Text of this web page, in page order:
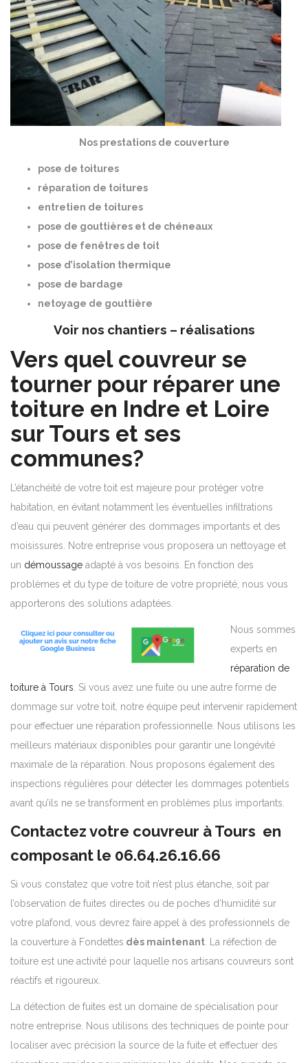
Nos prestations de couverture
pose de toitures
réparation de toitures
entretien de toitures
pose de gouttières et de chéneaux
pose de fenêtres de toit
pose d’isolation thermique
pose de bardage
netoyage de gouttière
Voir nos chantiers – réalisations
Vers quel couvreur se
tourner pour réparer une
toiture en Indre et Loire
sur Tours et ses
communes?
L’étanchéité de votre toit est majeure pour protéger votre
habitation, en évitant notamment les éventuelles infiltrations
d’eau qui peuvent générer des dommages importants et des
moisissures. Notre entreprise vous proposera un nettoyage et
un démoussage adapté à vos besoins. En fonction des
problèmes et du type de toiture de votre propriété, nous vous
apporterons des solutions adaptées.
Nous sommes
experts en
réparation de
toiture à Tours . Si vous avez une fuite ou une autre forme de
dommage sur votre toit, notre équipe peut intervenir rapidement
pour effectuer une réparation professionnelle. Nous utilisons les
meilleurs matériaux disponibles pour garantir une longévité
maximale de la réparation. Nous proposons également des
inspections régulières pour détecter les dommages potentiels
avant qu’ils ne se transforment en problèmes plus importants.
Contactez votre couvreur à Tours en
composant le 06.64.26.16.66
Si vous constatez que votre toit n’est plus étanche, soit par
l’observation de fuites directes ou de poches d’humidité sur
votre plafond, vous devrez faire appel à des professionnels de
la couverture à Fondettes dès maintenant . La réfection de
toiture est une activité pour laquelle nos artisans couvreurs sont
réactifs et rigoureux.
La détection de fuites est un domaine de spécialisation pour
notre entreprise. Nous utilisons des techniques de pointe pour
localiser avec précision la source de la fuite et effectuer des